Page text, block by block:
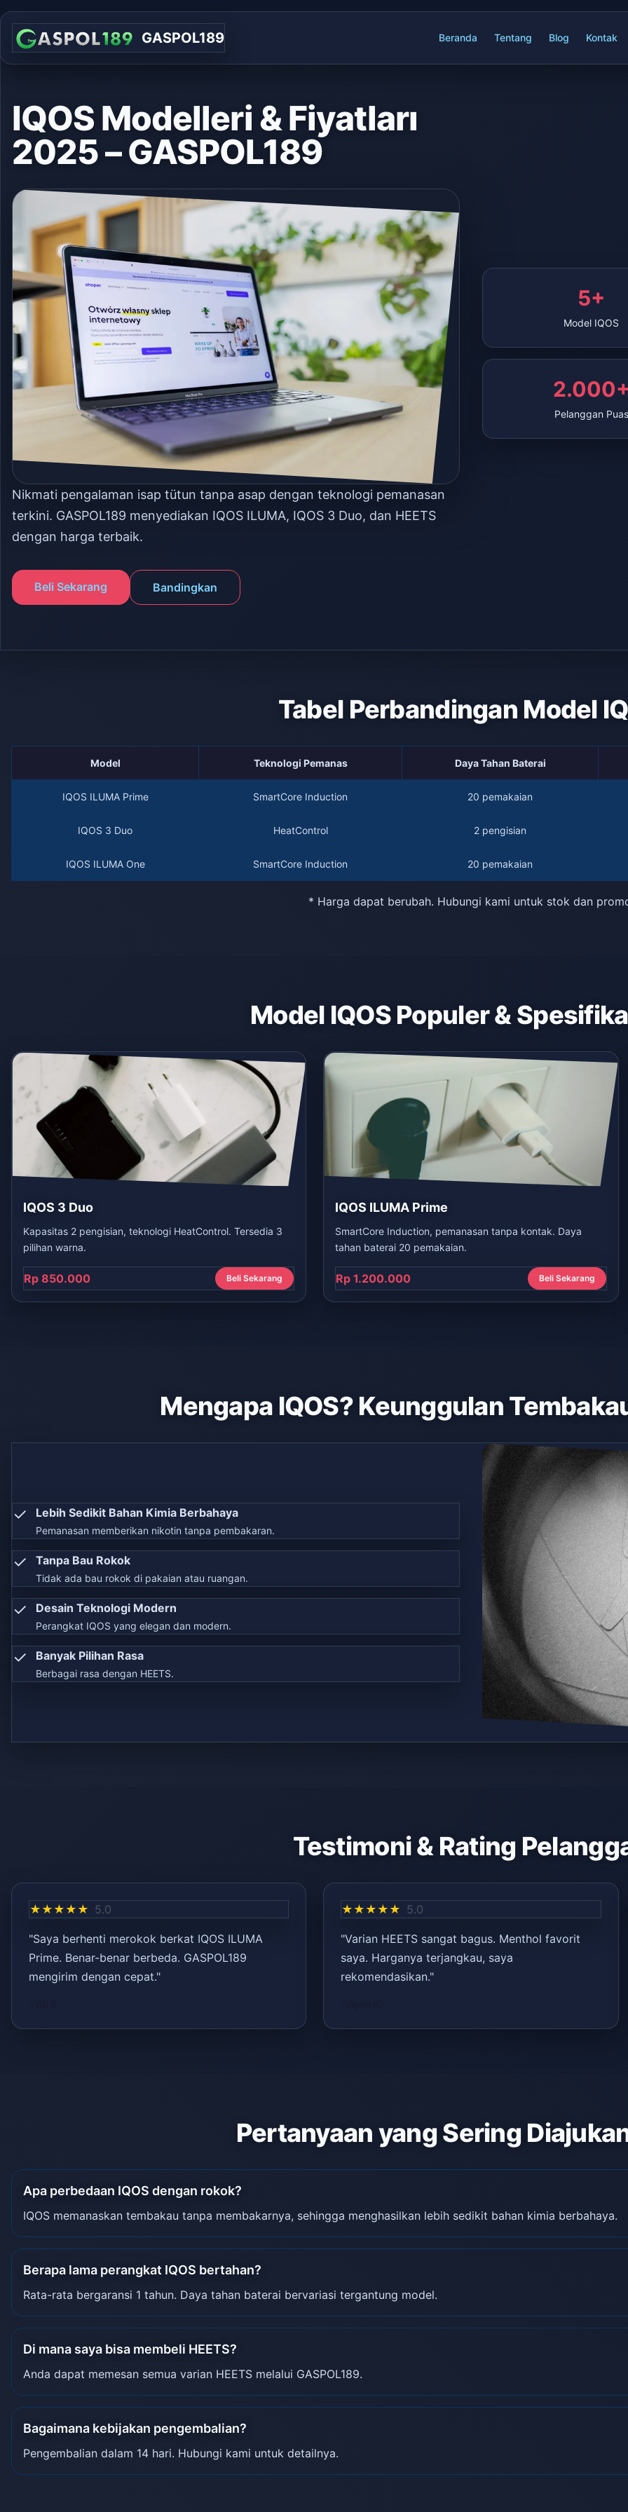
GASPOL189 Beranda Tentang Blog Kontak
IQOS Modelleri & Fiyatları
2025 – GASPOL189
Nikmati pengalaman isap tütun tanpa asap dengan teknologi pemanasan
terkini. GASPOL189 menyediakan IQOS ILUMA, IQOS 3 Duo, dan HEETS
dengan harga terbaik.
Beli Sekarang Bandingkan
5+
Model IQOS
Pelanggan Puas
Tabel Perbandingan Model
Model Teknologi Pemanas Daya Tahan Baterai
IQOS ILUMA Prime SmartCore Induction 20 pemakaian
IQOS 3 Duo HeatControl 2 pengisian
IQOS ILUMA One SmartCore Induction 20 pemakaian
* Harga dapat berubah. Hubungi kami untuk stok dan
Model IQOS Populer &
IQOS 3 Duo
Kapasitas 2 pengisian, teknologi HeatControl. Tersedia 3
pilihan warna.
Rp 850.000 Beli Sekarang
IQOS ILUMA Prime
SmartCore Induction, pemanasan tanpa kontak. Daya
tahan baterai 20 pemakaian.
Rp 1.200.000 Beli Sekarang
Mengapa IQOS? Keunggulan
✓ Lebih Sedikit Bahan Kimia Berbahaya
Pemanasan memberikan nikotin tanpa pembakaran.
✓ Tanpa Bau Rokok
Tidak ada bau rokok di pakaian atau ruangan.
✓ Desain Teknologi Modern
Perangkat IQOS yang elegan dan modern.
✓ Banyak Pilihan Rasa
Berbagai rasa dengan HEETS.
Testimoni & Rating
★★★★★ 5.0
"Saya berhenti merokok berkat IQOS ILUMA
Prime. Benar-benar berbeda. GASPOL189
mengirim dengan cepat."
★★★★★ 5.0
"Varian HEETS sangat bagus. Menthol favorit
saya. Harganya terjangkau, saya
rekomendasikan."
Pertanyaan yang Sering
Apa perbedaan IQOS dengan rokok?
IQOS memanaskan tembakau tanpa membakarnya, sehingga menghasilkan lebih sedikit bahan kimia berbahaya.
Berapa lama perangkat IQOS bertahan?
Rata-rata bergaransi 1 tahun. Daya tahan baterai bervariasi tergantung model.
Di mana saya bisa membeli HEETS?
Anda dapat memesan semua varian HEETS melalui GASPOL189.
Bagaimana kebijakan pengembalian?
Pengembalian dalam 14 hari. Hubungi kami untuk detailnya.